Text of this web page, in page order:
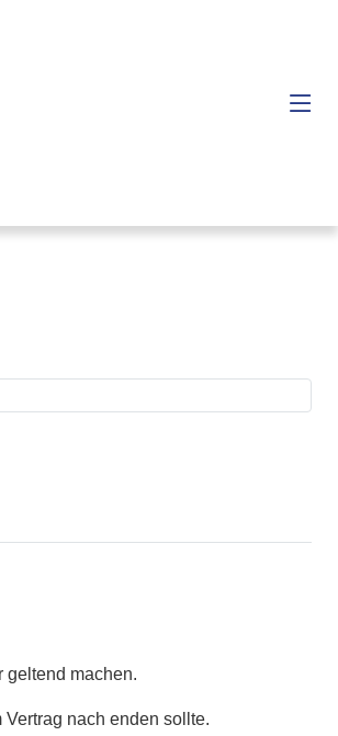
geltend machen.
nach enden sollte.